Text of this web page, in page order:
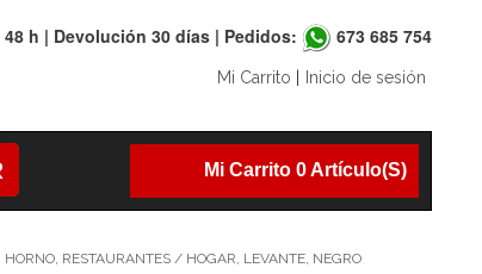
48 h | Devolución 30 días | Pedidos: 673 685 754
Mi Carrito Inicio de sesión
Mi Carrito 0 Artículo(s)
RESTAURANTES / HOGAR, LEVANTE, NEGRO